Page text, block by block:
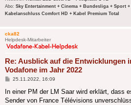
Abo: Sky Entertainment + Cinema + Bundesliga + Sport +
Kabelanschluss Comfort HD + Kabel Premium Total
cka82
Helpdesk-Mitarbeiter
Re: Ausblick auf die Entwicklungen
Vodafone im Jahr 2022
Beitrag
25.11.2022, 16:09
In einer PM der LM Saar wird erklärt, dass
Sender von France Télévisions